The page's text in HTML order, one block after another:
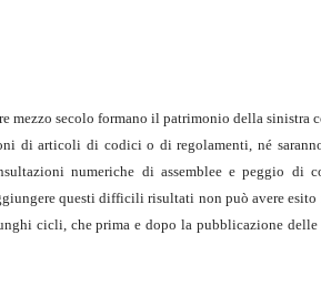
secolo formano il patrimonio della sinistra
di articoli di codici o di regolamenti, né
numeriche di assemblee e peggio
questi difficili risultati non può avere esito
cicli, che prima e dopo la pubblicazione delle